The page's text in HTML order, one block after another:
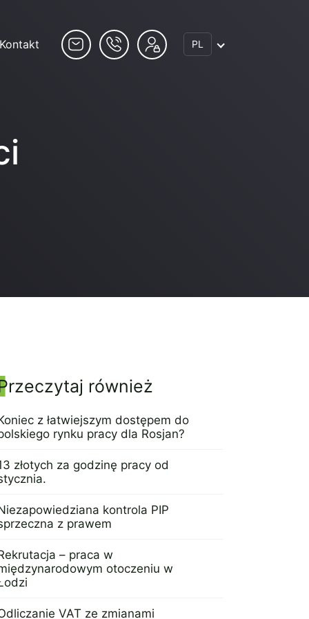
Kontakt PL
boczny
również
z łatwiejszym dostępem do
rynku pracy dla Rosjan?
złotych za godzinę pracy od
kontrola PIP
z prawem
– praca w
otoczeniu w
VAT ze zmianami